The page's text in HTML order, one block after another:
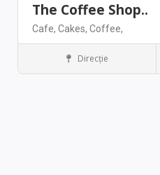
The Coffee Shop..
Cafe, Cakes, Coffee,
RestaurantDirecţie